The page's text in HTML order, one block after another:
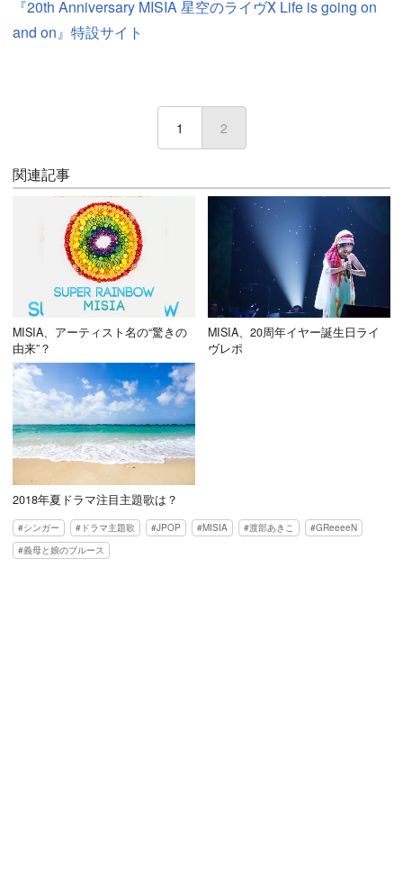
『20th Anniversary MISIA 星空のライヴⅩ Life is going on
and on』特設サイト
1 2
関連記事
MISIA、アーティスト名の“驚きの
由来”？
MISIA、20周年イヤー誕生日ライ
ヴレポ
2018年夏ドラマ注目主題歌は？
シンガー ドラマ主題歌 JPOP MISIA 渡部あきこ
GReeeeN
義母と娘のブルース